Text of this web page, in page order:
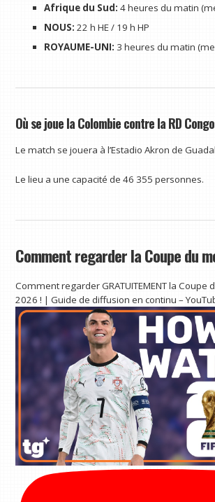
Afrique du Sud: 4 heures du matin
NOUS: 22 h HE / 19 h HP
ROYAUME-UNI: 3 heures du matin
Où se joue la Colombie contre la RD
Le match se jouera à l’Estadio Akron de
Le lieu a une capacité de 46 355 personnes.
Comment regarder la Coupe du
Comment regarder GRATUITEMENT la Coupe
2026 ! | Guide de diffusion en continu –